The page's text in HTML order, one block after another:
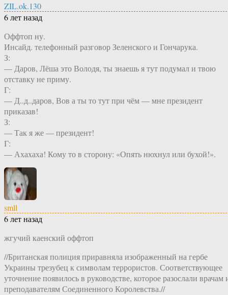
ZIL.ok.130
6 лет назад
Оффтоп ну.
Инсайд. телефонный разговор Зеленского и Гончарука.
З:
— Даров, Лёша это Володя, ты знаешь я тут подумал и твою
отставку не приму.
Г:
— Д..д..даров, Вов а ты то тут при чём — мне президент
приказав!
З:
— Так я же — президент!
Г:
— Ахахаха! Кому то в сторону: «Опять нюхнул или бухой!».
smll
6 лет назад
жгучий каенский оффтоп
//Британская полиция приравняла изображенный на гербе
Украины трезубец к символам террористов. Соответствующее
уточнение появилось в руководстве, которое разослали врачам
преподавателям Соединенного Королевства.//